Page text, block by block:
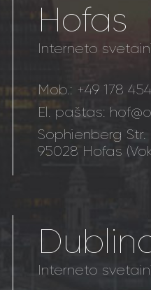
Hofas
Interneto
Mob.: +49 178
El. paštas:
Sophienberg Str.
95028 Hofas
Interneto